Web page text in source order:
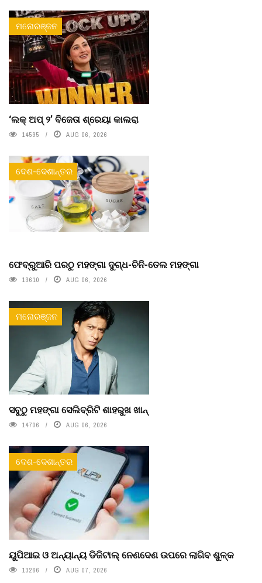
ମନୋରଞ୍ଜନ
‘ଲକ୍ ଅପ୍ ୨’ ବିଜେତା ଶ୍ରେୟା କାଲରା
14595 AUG 06, 2026
ଦେଶ-ଦେଶାନ୍ତର
ଫେବ୍ରୁଆରି ପରଠୁ ମହଙ୍ଗା ଦୁଗ୍ଧ-ଚିନି-ତେଲ ମହଙ୍ଗା
13610 AUG 06, 2026
ମନୋରଞ୍ଜନ
ସବୁଠୁ ମହଙ୍ଗା ସେଲିବ୍ରିଟି ଶାହରୁଖ ଖାନ୍
14706 AUG 06, 2026
ଦେଶ-ଦେଶାନ୍ତର
ୟୁପିଆଇ ଓ ଅନ୍ୟାନ୍ୟ ଡିଜିଟାଲ୍ ନେଣଦେଣ ଉପରେ ଲାଗିବ ଶୁଳ୍କ
13266 AUG 07, 2026